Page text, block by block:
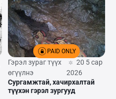
PAID ONLY
Гэрэл зураг түүх
өгүүлнэ
20 5 сар
2026
Сургамжтай, хачирхалтай
түүхэн гэрэл зургууд